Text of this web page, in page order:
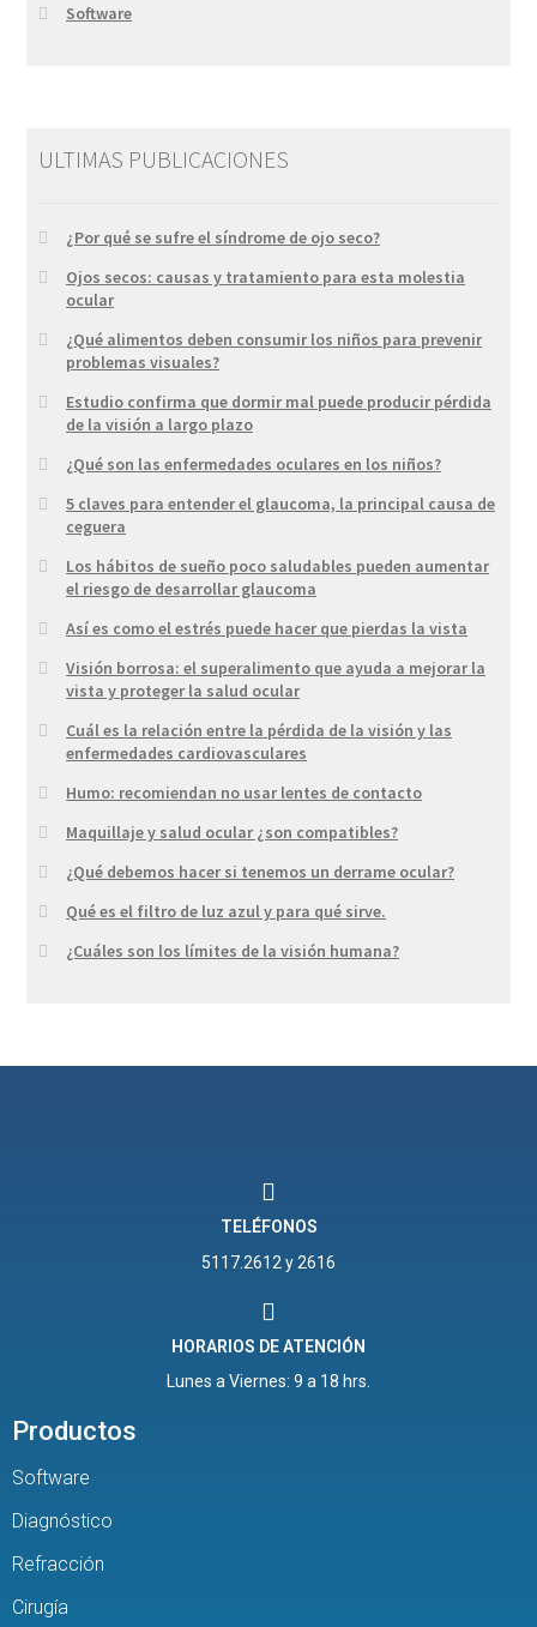
Software
ULTIMAS PUBLICACIONES
¿Por qué se sufre el síndrome de ojo seco?
Ojos secos: causas y tratamiento para esta molestia
ocular
¿Qué alimentos deben consumir los niños para prevenir
problemas visuales?
Estudio confirma que dormir mal puede producir pérdida
de la visión a largo plazo
¿Qué son las enfermedades oculares en los niños?
5 claves para entender el glaucoma, la principal causa de
ceguera
Los hábitos de sueño poco saludables pueden aumentar
el riesgo de desarrollar glaucoma
Así es como el estrés puede hacer que pierdas la vista
Visión borrosa: el superalimento que ayuda a mejorar la
vista y proteger la salud ocular
Cuál es la relación entre la pérdida de la visión y las
enfermedades cardiovasculares
Humo: recomiendan no usar lentes de contacto
Maquillaje y salud ocular ¿son compatibles?
¿Qué debemos hacer si tenemos un derrame ocular?
Qué es el filtro de luz azul y para qué sirve.
¿Cuáles son los límites de la visión humana?
TELÉFONOS
5117.2612 y 2616
HORARIOS DE ATENCIÓN
Lunes a Viernes: 9 a 18 hrs.
Productos
Software
Diagnóstico
Refracción
Cirugía